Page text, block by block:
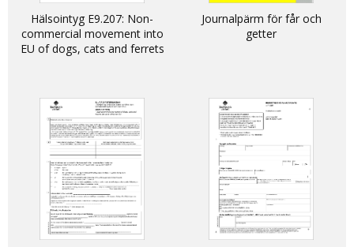
Hälsointyg E9.207: Non-
commercial movement into
EU of dogs, cats and ferrets
Journalpärm för får och
getter